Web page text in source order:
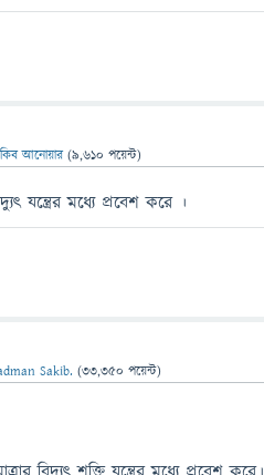
আনোয়ার (9,610 পয়েন্ট)
যন্ত্রের মধ্যে প্রবেশ করে ।
Sakib. (33,350 পয়েন্ট)